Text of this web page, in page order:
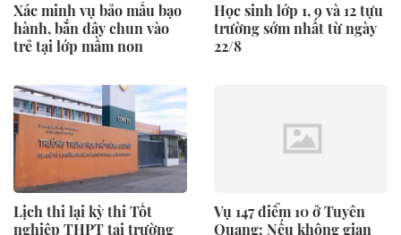
Xác minh vụ bảo mẫu bạo
hành, bắn dây chun vào
trẻ tại lớp mầm non
Học sinh lớp 1, 9 và 12 tựu
trường sớm nhất từ ngày
22/8
Lịch thi lại kỳ thi Tốt
nghiệp THPT tại trường
Vụ 147 điểm 10 ở Tuyên
Quang: Nếu không gian